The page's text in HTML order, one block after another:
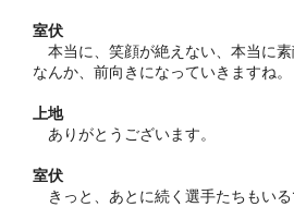
室伏
本当に、笑顔が絶えない、本当に素
なんか、前向きになっていきますね。
上地
ありがとうございます。
室伏
きっと、あとに続く選手たちもい